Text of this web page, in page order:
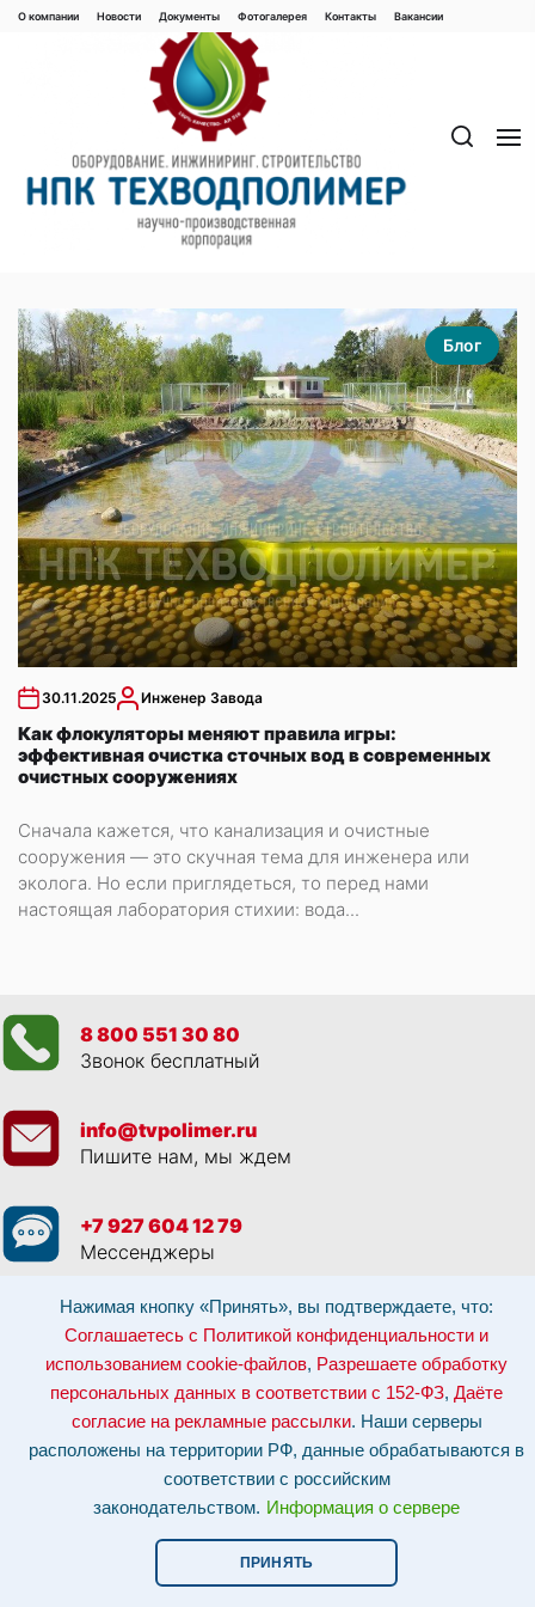
Нажимая кнопку «Принять», вы подтверждаете, что:
Соглашаетесь с Политикой конфиденциальности и
использованием cookie-файлов, Разрешаете обработку
персональных данных в соответствии с 152-ФЗ, Даёте
согласие на рекламные рассылки. Наши серверы
расположены на территории РФ, данные обрабатываются в
соответствии с российским
законодательством. Информация о сервере
ПРИНЯТЬ
Перейти
Блог
30.11.2025 Инженер Завода
Как флокуляторы меняют правила игры:
эффективная очистка сточных вод в современных
очистных сооружениях
Сначала кажется, что канализация и очистные
сооружения — это скучная тема для инженера или
эколога. Но если приглядеться, то перед нами
настоящая лаборатория стихии: вода...
О компании Новости Документы Фотогалерея Контaкты Вакaнсии
8 800 551 30 80
Звонок бесплатный
info@tvpolimer.ru
Пишите нам, мы ждем
+7 927 604 12 79
Мессенджеры
Просматривая данный веб сайт, и обращаясь к нам, вы:Соглашаетесь с
Политикой конфиденциальности и использованием cookie-файлов,
Разрешаете обработку персональных данных в соответствии с 152-ФЗ
Даёте согласие на рекламные рассылки.
Отозвать согласие на обработку персональных данных: по эл-почте:
info@tvpolimer.ru| по телефону8 800 551 30 80
Наши серверы расположены на территории РФ, данные обрабатываются в
соответствии с российским законодательством.Информация о сервере и
Сайт носит исключительно информационный характер и не является